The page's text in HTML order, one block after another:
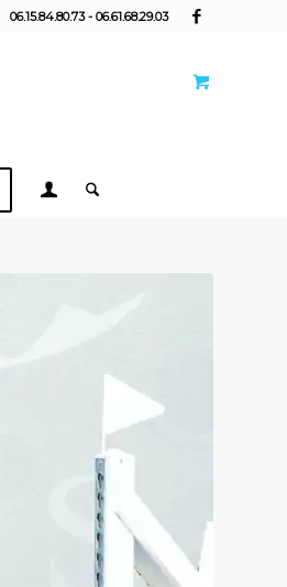
06.15.84.80.73 - 06.61.68.29.03